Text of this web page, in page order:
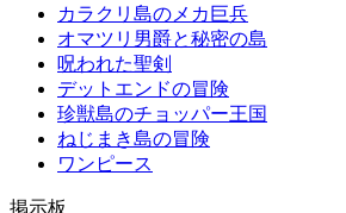
カラクリ島のメカ巨兵
オマツリ男爵と秘密の島
呪われた聖剣
デットエンドの冒険
珍獣島のチョッパー王国
ねじまき島の冒険
ワンピース
掲示板